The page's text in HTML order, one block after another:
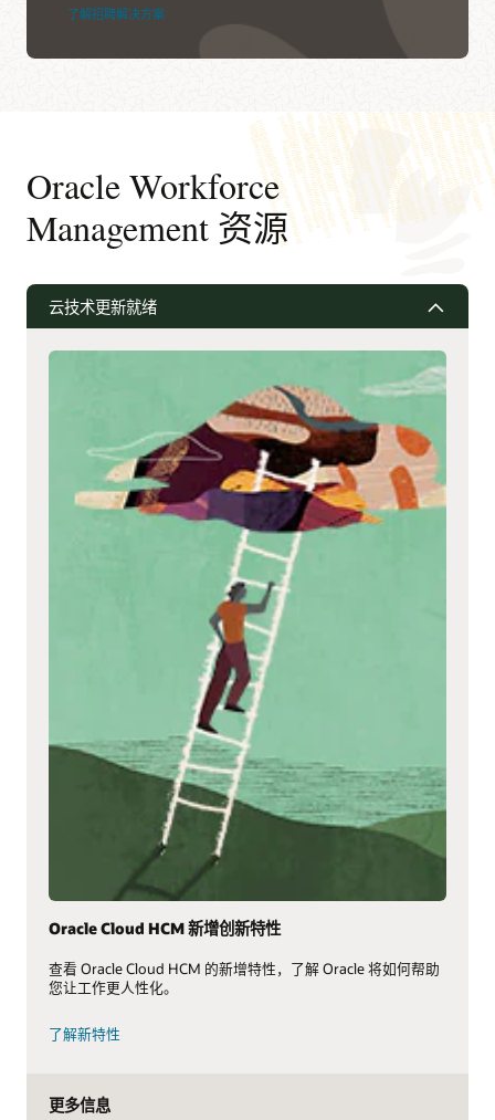
了解招聘解决方案
Oracle Workforce
Management 资源
云技术更新就绪
Oracle Cloud HCM 新增创新特性
查看 Oracle Cloud HCM 的新增特性，了解 Oracle 将如何帮助
您让工作更人性化。
了解新特性
更多信息